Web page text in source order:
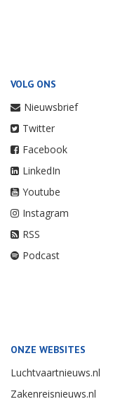
VOLG ONS
Nieuwsbrief
Twitter
Facebook
LinkedIn
Youtube
Instagram
RSS
Podcast
ONZE WEBSITES
Luchtvaartnieuws.nl
Zakenreisnieuws.nl